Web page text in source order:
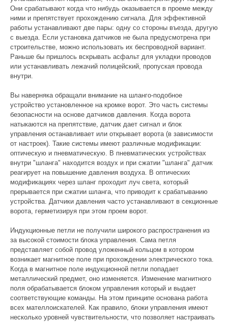
Они срабатывают когда что нибудь оказывается в проеме между
ними и препятствует прохождению сигнала. Для эффективной
работы устанавливают две пары: одну со стороны въезда, другую
с выезда. Если установка датчиков не была предусмотрена при
строительстве, можно использовать их беспроводной вариант.
Раньше бы пришлось вскрывать асфальт для укладки проводов
или устанавливать лежачий полицейский, пропуская провода
внутри.
Вы наверняка обращали внимание на шланго-подобное
устройство установленное на кромке ворот. Это часть системы
безопасности на основе датчиков давления. Когда ворота
натыкаются на препятствие, датчик дает сигнал и блок
управления останавливает или открывает ворота (в зависимости
от настроек). Такие системы имеют различные модификации:
оптическую и пневматическую. В пневматических устройствах
внутри "шланга" находится воздух и при сжатии "шланга" датчик
реагирует на повышение давления воздуха. В оптических
модификациях через шланг проходит луч света, который
прерывается при сжатии шланга, что приводит к срабатыванию
устройства. Датчики давления часто устанавливают в секционные
ворота, герметизируя при этом проем ворот.
Индукционные петли не получили широкого распространения из
за высокой стоимости блока управления. Сама петля
представляет собой провод уложенный кольцом в котором
возникает магнитное поле при прохождении электрического тока.
Когда в магнитное поле индукционной петли попадает
металлический предмет, оно изменяется. Изменение магнитного
поля обрабатывается блоком управления который и выдает
соответствующие команды. На этом принципе основана работа
всех мателлоискателей. Как правило, блоки управления имеют
несколько уровней чувствительности, что позволяет настраивать